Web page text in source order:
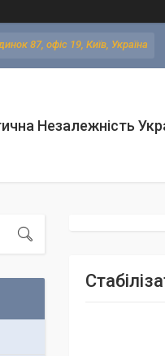
87, офіс 19, Київ, Україна
Незалежність